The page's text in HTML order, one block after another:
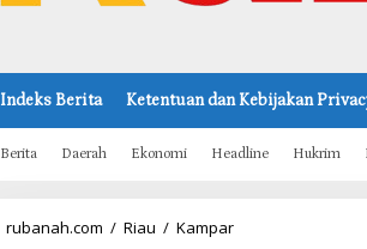
Indeks Berita Ketentuan dan Kebijakan
Berita Daerah Ekonomi Headline Hukrim
rubanah.com / Riau / Kampar